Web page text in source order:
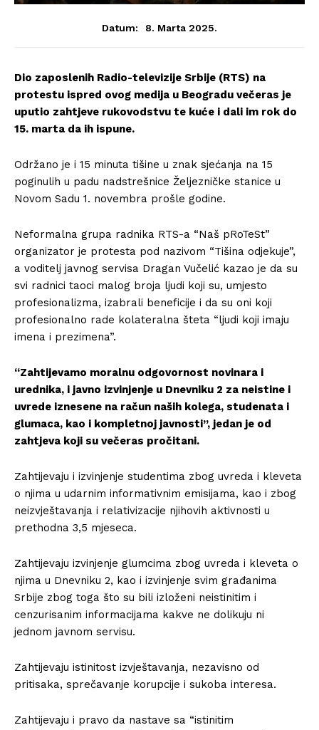
Datum: 8. Marta 2025.
Dio zaposlenih Radio-televizije Srbije (RTS) na
protestu ispred ovog medija u Beogradu večeras je
uputio zahtjeve rukovodstvu te kuće i dali im rok do
15. marta da ih ispune.
Održano je i 15 minuta tišine u znak sjećanja na 15
poginulih u padu nadstrešnice Željezničke stanice u
Novom Sadu 1. novembra prošle godine.
Neformalna grupa radnika RTS-a “Naš pRoTeSt”
organizator je protesta pod nazivom “Tišina odjekuje”,
a voditelj javnog servisa Dragan Vučelić kazao je da su
svi radnici taoci malog broja ljudi koji su, umjesto
profesionalizma, izabrali beneficije i da su oni koji
profesionalno rade kolateralna šteta “ljudi koji imaju
imena i prezimena”.
“Zahtijevamo moralnu odgovornost novinara i
urednika, i javno izvinjenje u Dnevniku 2 za neistine i
uvrede iznesene na račun naših kolega, studenata i
glumaca, kao i kompletnoj javnosti”, jedan je od
zahtjeva koji su večeras pročitani.
Zahtijevaju i izvinjenje studentima zbog uvreda i kleveta
o njima u udarnim informativnim emisijama, kao i zbog
neizvještavanja i relativizacije njihovih aktivnosti u
prethodna 3,5 mjeseca.
Zahtijevaju izvinjenje glumcima zbog uvreda i kleveta o
njima u Dnevniku 2, kao i izvinjenje svim građanima
Srbije zbog toga što su bili izloženi neistinitim i
cenzurisanim informacijama kakve ne dolikuju ni
jednom javnom servisu.
Zahtijevaju istinitost izvještavanja, nezavisno od
pritisaka, sprečavanje korupcije i sukoba interesa.
Zahtijevaju i pravo da nastave sa “istinitim